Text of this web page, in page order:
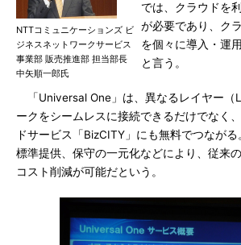
NTTコミュニケーションズ ビ
ジネスネットワークサービス
事業部 販売推進部 担当部長
中矢順一郎氏
では、クラウドを
が必要であり、ク
を個々に導入・運
と言う。
「Universal One」は、異なるレイヤー（
ークをシームレスに接続できるだけでなく
ドサービス「BizCITY」にも無料でつなが
標準提供、保守の一元化などにより、従来
コスト削減が可能だという。